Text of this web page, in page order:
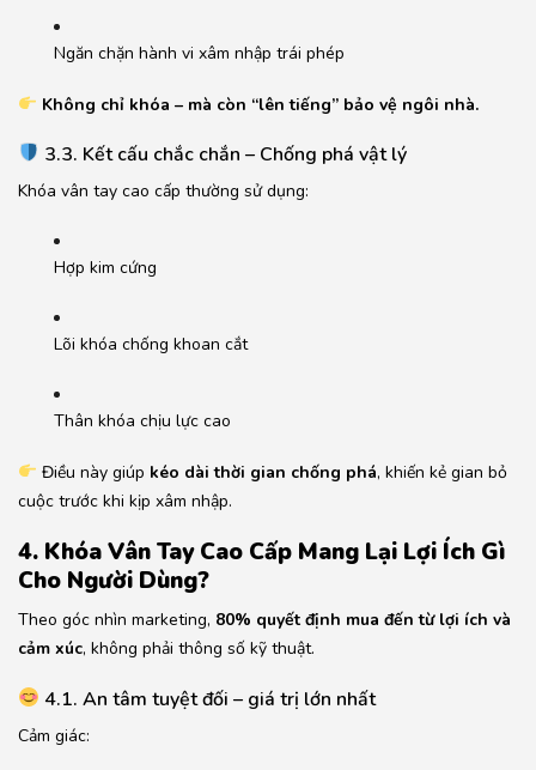
Ngăn chặn hành vi xâm nhập trái phép
Không chỉ khóa – mà còn “lên tiếng” bảo vệ ngôi nhà.
3.3. Kết cấu chắc chắn – Chống phá vật lý
Khóa vân tay cao cấp thường sử dụng:
Hợp kim cứng
Lõi khóa chống khoan cắt
Thân khóa chịu lực cao
Điều này giúp kéo dài thời gian chống phá, khiến kẻ gian bỏ
cuộc trước khi kịp xâm nhập.
4. Khóa Vân Tay Cao Cấp Mang Lại Lợi Ích Gì
Cho Người Dùng?
Theo góc nhìn marketing, 80% quyết định mua đến từ lợi ích và
cảm xúc, không phải thông số kỹ thuật.
4.1. An tâm tuyệt đối – giá trị lớn nhất
Cảm giác: